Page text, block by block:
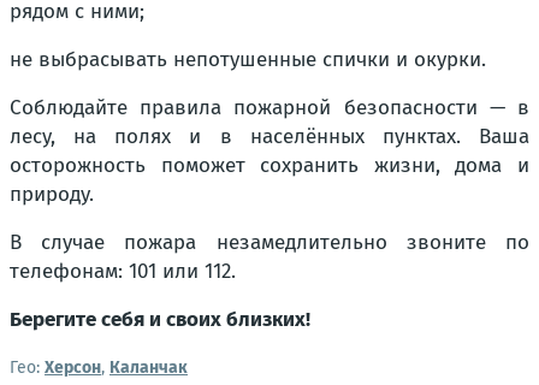
рядом с ними;
не выбрасывать непотушенные спички и окурки.
Соблюдайте правила пожарной безопасности — в
лесу, на полях и в населённых пунктах. Ваша
осторожность поможет сохранить жизни, дома и
природу.
В случае пожара незамедлительно звоните по
телефонам: 101 или 112.
Берегите себя и своих близких!
Гео: Херсон, Каланчак